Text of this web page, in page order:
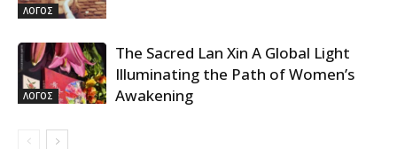
ΛΟΓΟΣ
ΛΟΓΟΣ
The Sacred Lan Xin A Global Light
Illuminating the Path of Women’s
Awakening